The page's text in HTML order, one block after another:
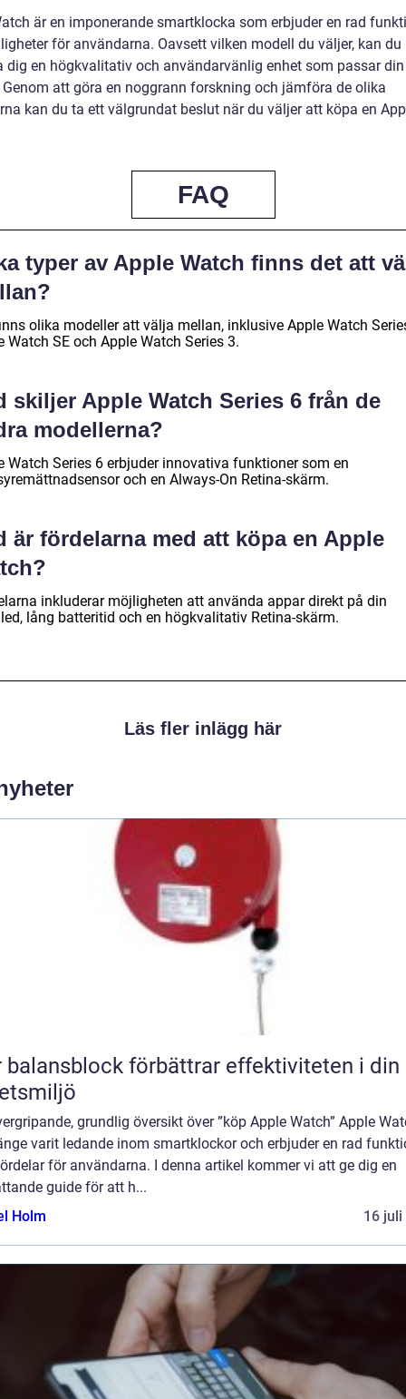
är en imponerande smartklocka som erbjuder en rad
för användarna. Oavsett vilken modell du väljer, kan du
dig en högkvalitativ och användarvänlig enhet som passar
att göra en noggrann forskning och jämföra de olika
kan du ta ett välgrundat beslut när du väljer att köpa en
FAQ
typer av Apple Watch finns det att
olika modeller att välja mellan, inklusive Apple Watch
Watch SE och Apple Watch Series 3.
skiljer Apple Watch Series 6 från de
modellerna?
Watch Series 6 erbjuder innovativa funktioner som en
och en Always-On Retina-skärm.
är fördelarna med att köpa en Apple
inkluderar möjligheten att använda appar direkt på din
lång batteritid och en högkvalitativ Retina-skärm.
Läs fler inlägg här
balansblock förbättrar effektiviteten i din
grundlig översikt över ”köp Apple Watch” Apple
varit ledande inom smartklockor och erbjuder en rad
för användarna. I denna artikel kommer vi att ge dig en
guide för att h...
Holm
16 juli